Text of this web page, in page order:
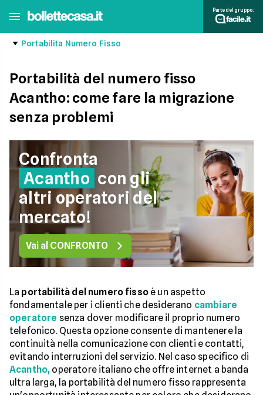
Parte del gruppo:
Portabilita Numero Fisso
Portabilità del numero fisso
Acantho: come fare la migrazione
senza problemi
Confronta
Acantho con gli
altri operatori del
mercato!
Vai al CONFRONTO
La portabilità del numero fissoè un aspetto
fondamentale per i clienti che desiderano cambiare
operatore senza dover modificare il proprio numero
telefonico. Questa opzione consente di mantenere la
continuità nella comunicazione con clienti e contatti,
evitando interruzioni del servizio. Nel caso specifico di
Acantho, operatore italiano che offre internet a banda
ultra larga, la portabilità del numero fisso rappresenta